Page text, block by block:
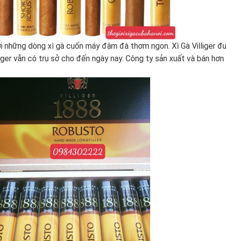
dòng xì gà cuốn máy đậm đà thơm ngon. Xì Gà Villiger
vẫn có trụ sở cho đến ngày nay. Công ty sản xuất và bán